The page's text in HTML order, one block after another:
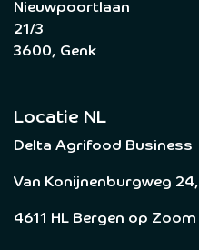
Nieuwpoortlaan
21/3
3600, Genk
Locatie NL
Delta Agrifood Business
Van Konijnenburgweg 24,
4611 HL Bergen op Zoom